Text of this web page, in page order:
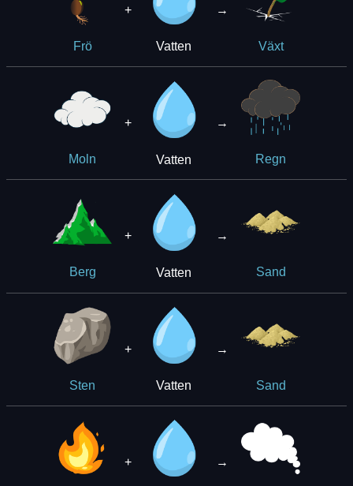
Frö
+
Vatten
→
Växt
Moln
+
Vatten
→
Regn
Berg
+
Vatten
→
Sand
Sten
+
Vatten
→
Sand
+ →